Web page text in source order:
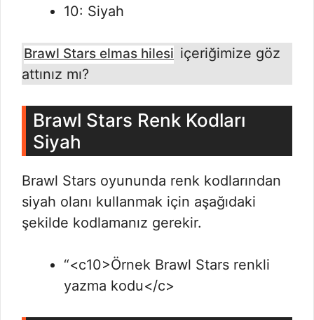
10: Siyah
Brawl Stars elmas hilesi içeriğimize göz
attınız mı?
Brawl Stars Renk Kodları
Siyah
Brawl Stars oyununda renk kodlarından
siyah olanı kullanmak için aşağıdaki
şekilde kodlamanız gerekir.
“<c10>Örnek Brawl Stars renkli
yazma kodu</c>